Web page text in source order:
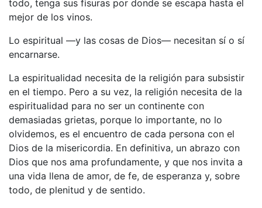
todo, tenga sus fisuras por donde se escapa hasta el
mejor de los vinos.
Lo espiritual —y las cosas de Dios— necesitan sí o sí
encarnarse.
La espiritualidad necesita de la religión para subsistir
en el tiempo. Pero a su vez, la religión necesita de la
espiritualidad para no ser un continente con
demasiadas grietas, porque lo importante, no lo
olvidemos, es el encuentro de cada persona con el
Dios de la misericordia. En definitiva, un abrazo con
Dios que nos ama profundamente, y que nos invita a
una vida llena de amor, de fe, de esperanza y, sobre
todo, de plenitud y de sentido.